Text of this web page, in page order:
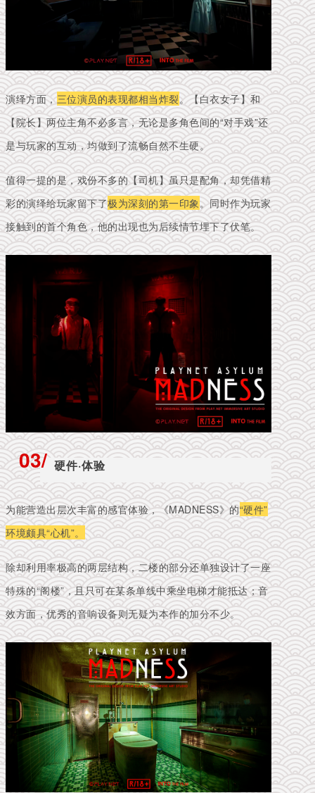
演绎方面，三位演员的表现都相当炸裂。【白衣女子】和
【院长】两位主角不必多言，无论是多角色间的“对手戏”还
是与玩家的互动，均做到了流畅自然不生硬。
值得一提的是，戏份不多的【司机】虽只是配角，却凭借精
彩的演绎给玩家留下了极为深刻的第一印象。同时作为玩家
接触到的首个角色，他的出现也为后续情节埋下了伏笔。
03/ 硬件·体验
为能营造出层次丰富的感官体验，《MADNESS》的“硬件”
环境颇具“心机”。
除却利用率极高的两层结构，二楼的部分还单独设计了一座
特殊的“阁楼”，且只可在某条单线中乘坐电梯才能抵达；音
效方面，优秀的音响设备则无疑为本作的加分不少。